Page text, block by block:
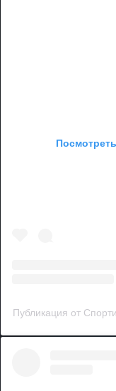
Публикация от